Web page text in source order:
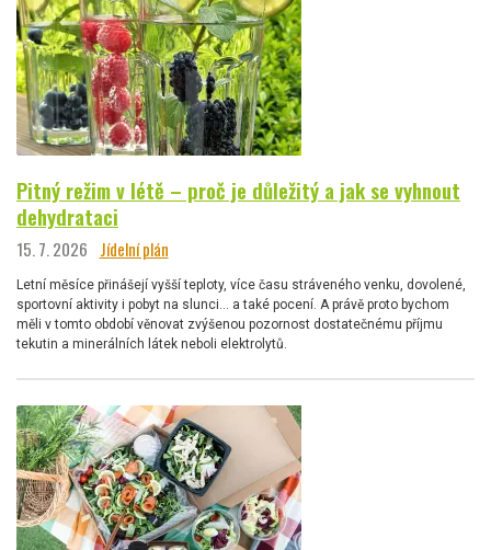
Pitný režim v létě – proč je důležitý a jak se vyhnout
dehydrataci
15. 7. 2026 Jídelní plán
Letní měsíce přinášejí vyšší teploty, více času stráveného venku, dovolené,
sportovní aktivity i pobyt na slunci… a také pocení. A právě proto bychom
měli v tomto období věnovat zvýšenou pozornost dostatečnému příjmu
tekutin a minerálních látek neboli elektrolytů.